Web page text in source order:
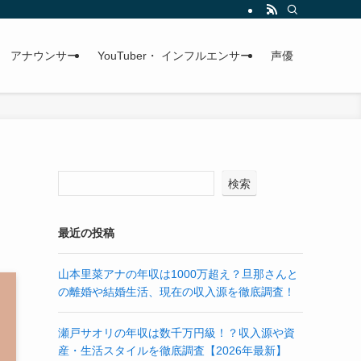
アナウンサー YouTuber・ インフルエンサー 声優
検索
最近の投稿
山本里菜アナの年収は1000万超え？旦那さんと
の離婚や結婚生活、現在の収入源を徹底調査！
瀬戸サオリの年収は数千万円級！？収入源や資
産・生活スタイルを徹底調査【2026年最新】